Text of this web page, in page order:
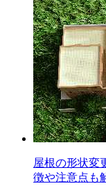
屋根の形状変
徴や注意点も